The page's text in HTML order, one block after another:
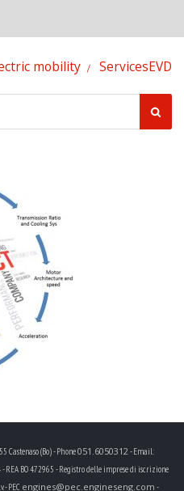
mobility ServicesEVD
Castenaso (Bo) - Phone051.6050312- Email:
- REA BO 472965 - Registro delle imprese di iscrizione
- PEC engines@pec.engineseng.com -